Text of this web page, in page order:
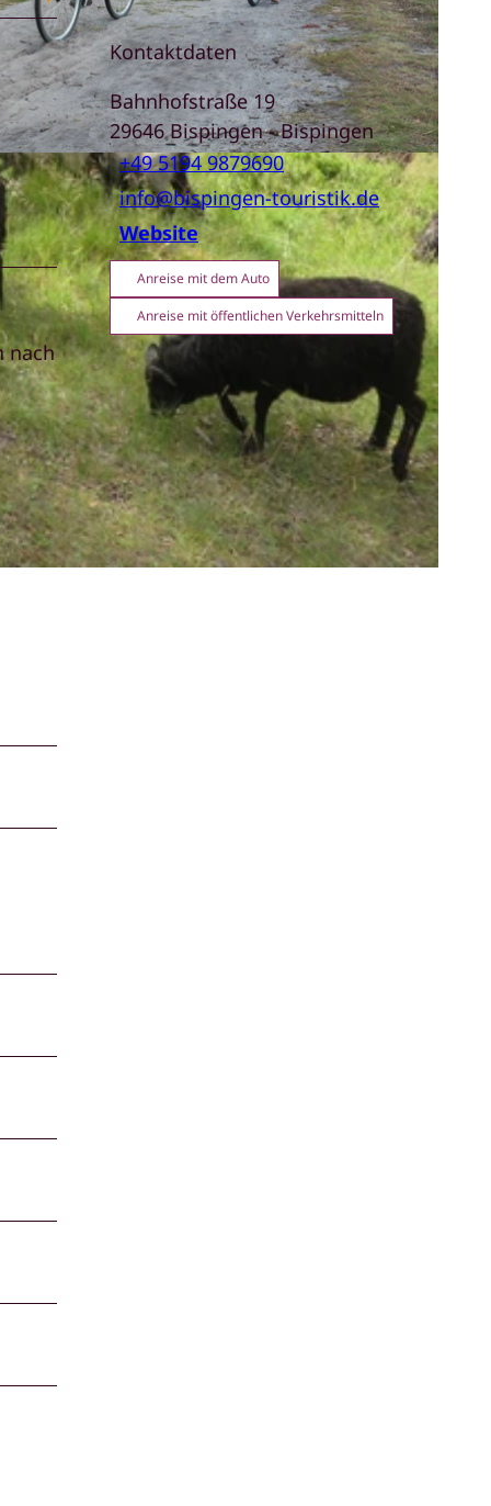
nach
Kontaktdaten
Bahnhofstraße 19
29646Bispingen- Bispingen
+49 5194 9879690
info@bispingen-touristik.de
Website
Anreise mit dem Auto
Anreise mit öffentlichen Verkehrsmitteln